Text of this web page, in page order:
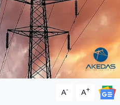
A- A+